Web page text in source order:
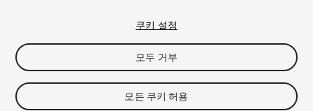
Copyright © 2020 Unity Technologies. Publication 2019.4
이용약관
개인정보처리방침
내 개인정보 판매 금
지
쿠키 기본 설정
쿠키 설정
모두 거부
모든 쿠키 허용